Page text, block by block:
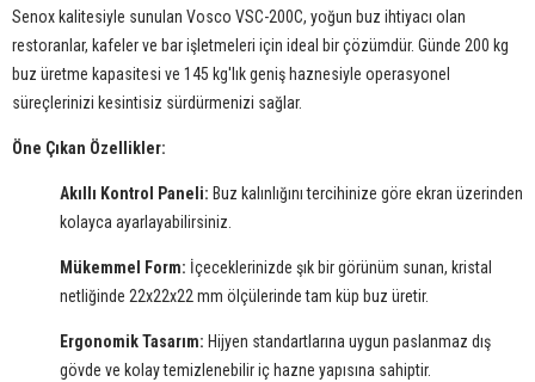
Senox kalitesiyle sunulan Vosco VSC-200C, yoğun buz ihtiyacı olan
restoranlar, kafeler ve bar işletmeleri için ideal bir çözümdür. Günde 200 kg
buz üretme kapasitesi ve 145 kg'lık geniş haznesiyle operasyonel
süreçlerinizi kesintisiz sürdürmenizi sağlar.
Öne Çıkan Özellikler:
Akıllı Kontrol Paneli: Buz kalınlığını tercihinize göre ekran üzerinden
kolayca ayarlayabilirsiniz.
Mükemmel Form: İçeceklerinizde şık bir görünüm sunan, kristal
netliğinde 22x22x22 mm ölçülerinde tam küp buz üretir.
Ergonomik Tasarım: Hijyen standartlarına uygun paslanmaz dış
gövde ve kolay temizlenebilir iç hazne yapısına sahiptir.